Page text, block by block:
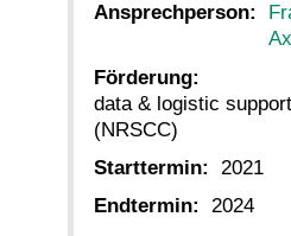
Ansprechperson:
Förderung:
data & logistic
(NRSCC)
Starttermin:
2021
Endtermin:
2024